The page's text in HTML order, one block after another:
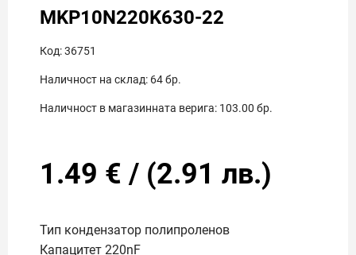
MKP10N220K630-22
Код:36751
Наличност на склад: 64бр.
Наличност в магазинната верига: 103.00 бр.
1.49 € / (2.91 лв.)
Тип кондензатор полипроленов
Капацитет 220nF